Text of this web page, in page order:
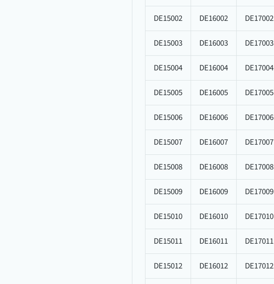
DE15002 DE16002 DE17002
DE15003 DE16003 DE17003
DE15004 DE16004 DE17004
DE15005 DE16005 DE17005
DE15006 DE16006 DE17006
DE15007 DE16007 DE17007
DE15008 DE16008 DE17008
DE15009 DE16009 DE17009
DE15010 DE16010 DE17010
DE15011 DE16011 DE17011
DE15012 DE16012 DE17012